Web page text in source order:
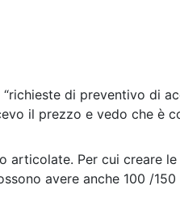
di preventivo di
il prezzo e vedo che è
articolate. Per cui creare
avere anche 100 /